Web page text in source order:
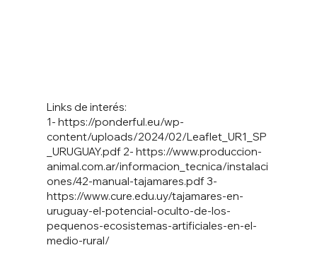
1-https://ponderful.eu/wp-
content/uploads/2024/02/Leaflet_UR1_SP
_URUGUAY.pdf 2-https://www.produccion-
animal.com.ar/informacion_tecnica/instalaci
ones/42-manual-tajamares.pdf3-
https://www.cure.edu.uy/tajamares-en-
uruguay-el-potencial-oculto-de-los-
pequenos-ecosistemas-artificiales-en-el-
medio-rural/
Links de interés: